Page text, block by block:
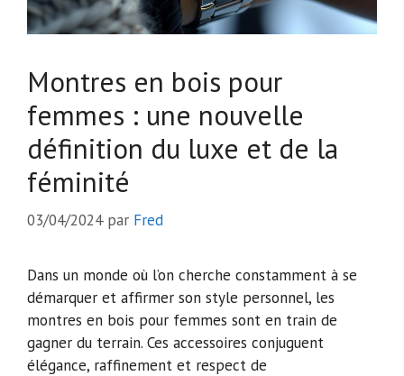
Montres en bois pour
femmes : une nouvelle
définition du luxe et de la
féminité
03/04/2024 par Fred
Dans un monde où l’on cherche constamment à se
démarquer et affirmer son style personnel, les
montres en bois pour femmes sont en train de
gagner du terrain. Ces accessoires conjuguent
élégance, raffinement et respect de